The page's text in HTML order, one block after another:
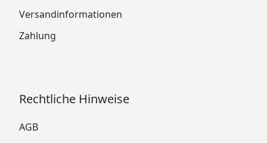
Versandinformationen
Zahlung
Rechtliche Hinweise
AGB